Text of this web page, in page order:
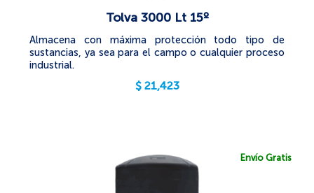
Tolva 3000 Lt 15º
Almacena con máxima protección todo tipo de
sustancias, ya sea para el campo o cualquier proceso
industrial.
$ 21,423
Envío Gratis